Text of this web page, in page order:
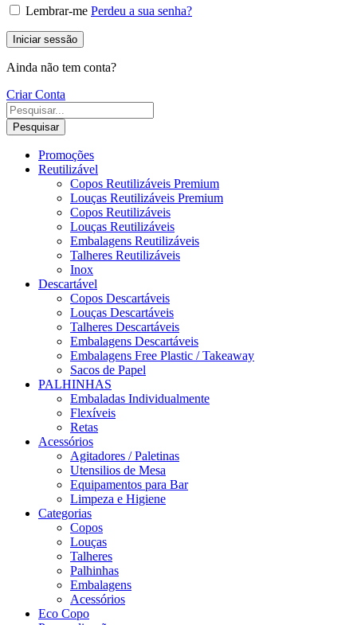
Lembrar-me Perdeu a sua senha?
Iniciar sessão
Ainda não tem conta?
Criar Conta
Pesquisar
Promoções
Reutilizável
Copos Reutilizáveis Premium
Louças Reutilizáveis Premium
Copos Reutilizáveis
Louças Reutilizáveis
Embalagens Reutilizáveis
Talheres Reutilizáveis
Inox
Descartável
Copos Descartáveis
Louças Descartáveis
Talheres Descartáveis
Embalagens Descartáveis
Embalagens Free Plastic / Takeaway
Sacos de Papel
PALHINHAS
Embaladas Individualmente
Flexíveis
Retas
Acessórios
Agitadores / Paletinas
Utensilios de Mesa
Equipamentos para Bar
Limpeza e Higiene
Categorias
Copos
Louças
Talheres
Palhinhas
Embalagens
Acessórios
Eco Copo